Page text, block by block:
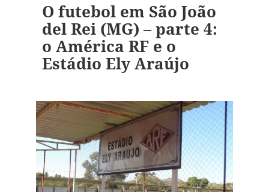
O futebol em São João
del Rei (MG) – parte 4:
o América RF e o
Estádio Ely Araújo